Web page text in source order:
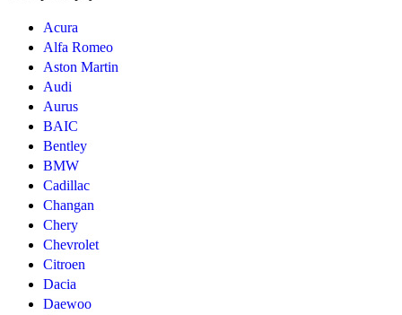
Acura
Alfa Romeo
Aston Martin
Audi
Aurus
BAIC
Bentley
BMW
Cadillac
Changan
Chery
Chevrolet
Citroen
Dacia
Daewoo